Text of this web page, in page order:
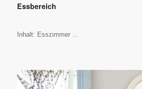
Essbereich
Inhalt: Esszimmer ...